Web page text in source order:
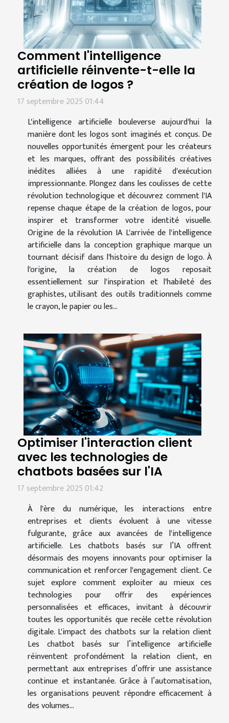
Comment l'intelligence
artificielle réinvente-t-elle la
création de logos ?
17 septembre 2025 01:44
L'intelligence artificielle bouleverse aujourd'hui la
manière dont les logos sont imaginés et conçus. De
nouvelles opportunités émergent pour les créateurs
et les marques, offrant des possibilités créatives
inédites alliées à une rapidité d'exécution
impressionnante. Plongez dans les coulisses de cette
révolution technologique et découvrez comment l'IA
repense chaque étape de la création de logos, pour
inspirer et transformer votre identité visuelle.
Origine de la révolution IA L'arrivée de l'intelligence
artificielle dans la conception graphique marque un
tournant décisif dans l'histoire du design de logo. À
l'origine, la création de logos reposait
essentiellement sur l'inspiration et l'habileté des
graphistes, utilisant des outils traditionnels comme
le crayon, le papier ou les...
Optimiser l'interaction client
avec les technologies de
chatbots basées sur l'IA
17 septembre 2025 01:42
À l'ère du numérique, les interactions entre
entreprises et clients évoluent à une vitesse
fulgurante, grâce aux avancées de l'intelligence
artificielle. Les chatbots basés sur l’IA offrent
désormais des moyens innovants pour optimiser la
communication et renforcer l'engagement client. Ce
sujet explore comment exploiter au mieux ces
technologies pour offrir des expériences
personnalisées et efficaces, invitant à découvrir
toutes les opportunités que recèle cette révolution
digitale. L'impact des chatbots sur la relation client
Les chatbot basés sur l’intelligence artificielle
réinventent profondément la relation client, en
permettant aux entreprises d’offrir une assistance
continue et instantanée. Grâce à l’automatisation,
les organisations peuvent répondre efficacement à
des volumes...